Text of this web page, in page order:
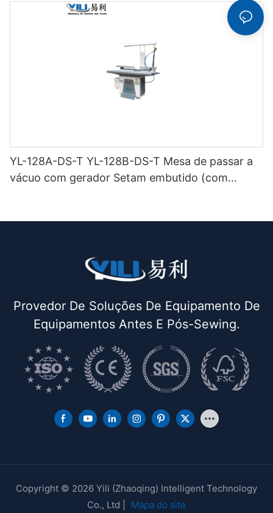
YL-128A-DS-T YL-128B-DS-T Mesa de passar a
vácuo com gerador Setam embutido (com
Provedor De Soluções De Equipamento De
Equipamentos Antes E Pós-Sewing.
Copyright © 2026 Yili (Zhaoqing) Intelligent Technology
Co., Ltd |
Mapa do site